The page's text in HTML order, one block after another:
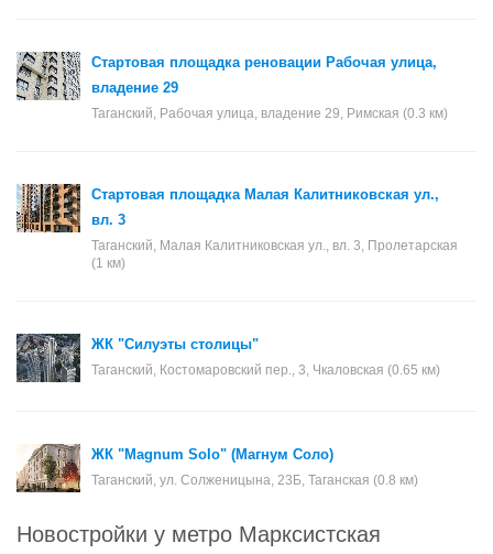
Стартовая площадка реновации Рабочая улица,
владение 29
Таганский, Рабочая улица, владение 29, Римская (0.3 км)
Стартовая площадка Малая Калитниковская ул.,
вл. 3
Таганский, Малая Калитниковская ул., вл. 3, Пролетарская
(1 км)
ЖК "Силуэты столицы"
Таганский, Костомаровский пер., 3, Чкаловская (0.65 км)
ЖК "Magnum Solo" (Магнум Соло)
Таганский, ул. Солженицына, 23Б, Таганская (0.8 км)
Новостройки у метро Марксистская